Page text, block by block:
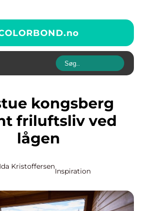
no
friluftsliv ved
lågen
Ida Kristoffersen
Inspiration